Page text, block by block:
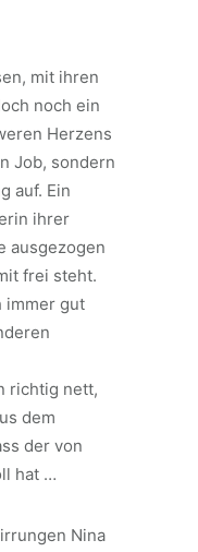
mit ihren
noch ein
Herzens
Job, sondern
auf. Ein
ihrer
ausgezogen
frei steht.
immer gut
richtig nett,
dem
der von
hat …
Nina